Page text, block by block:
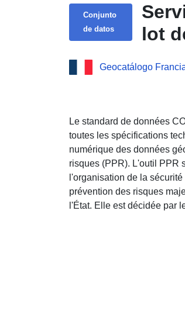
Conjunto
de datos
lot
Geocatálogo
Le standard de données
toutes les spécifications
numérique des données
risques (PPR). L'outil PPR
l'organisation de la
prévention des risques
l'État. Elle est décidée par